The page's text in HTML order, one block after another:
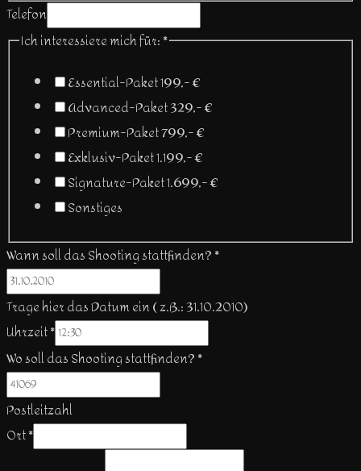
Telefon
Ich interessiere mich für:*
Essential-Paket 199,- €
Advanced-Paket 329,- €
Premium-Paket 799,- €
Exklusiv-Paket 1.199,- €
Signature-Paket 1.699,- €
Sonstiges
Wann soll das Shooting stattfinden?*
Trage hier das Datum ein ( z.B.: 31.10.2010)
Uhrzeit*
Wo soll das Shooting stattfinden?*
Postleitzahl
Wo
Ort*